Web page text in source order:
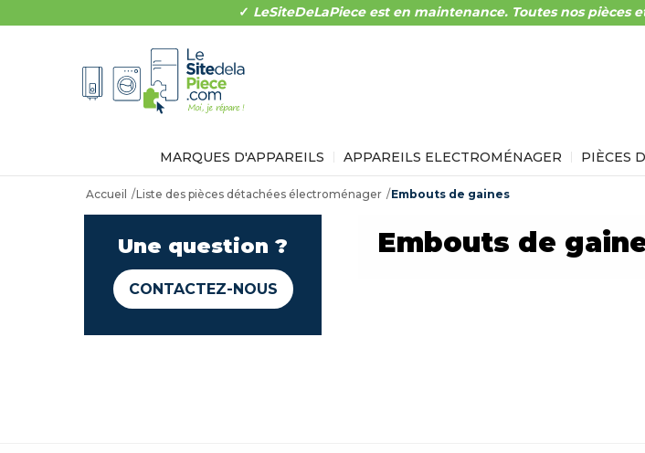
✓ LeSiteDeLaPiece est en maintenance. Toutes nos pièces
MARQUES D'APPAREILS APPAREILS ELECTROMÉNAGER PIÈCES
Accueil Liste des pièces détachées électroménager Embouts de gaines
Une question ?
CONTACTEZ-NOUS
Embouts de